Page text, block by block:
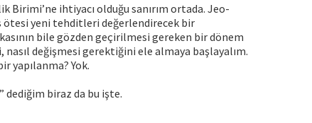
Birimi’ne ihtiyacı olduğu sanırım ortada. Jeo-
ötesi yeni tehditleri değerlendirecek bir
bile gözden geçirilmesi gereken bir dönem
nasıl değişmesi gerektiğini ele almaya başlayalım.
yapılanma? Yok.
dediğim biraz da bu işte.